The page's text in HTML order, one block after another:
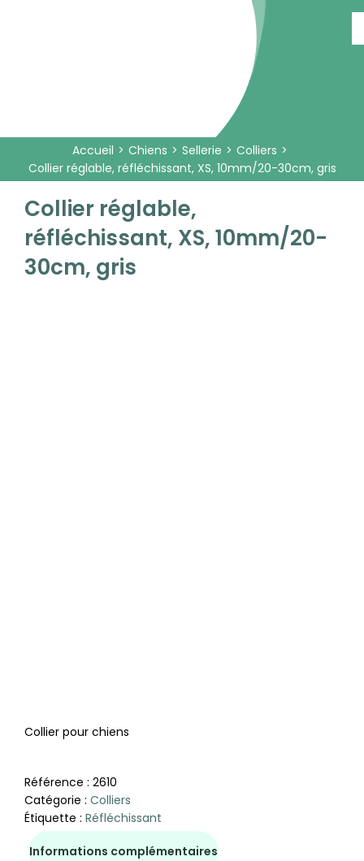
Accueil Chiens Sellerie
Colliers
Collier réglable, réfléchissant, XS, 10mm/20-30cm, gris
Collier réglable,
réfléchissant, XS, 10mm/20-
30cm, gris
Collier pour chiens
Référence : 2610
Catégorie : Colliers
Étiquette : Réfléchissant
Informations complémentaires